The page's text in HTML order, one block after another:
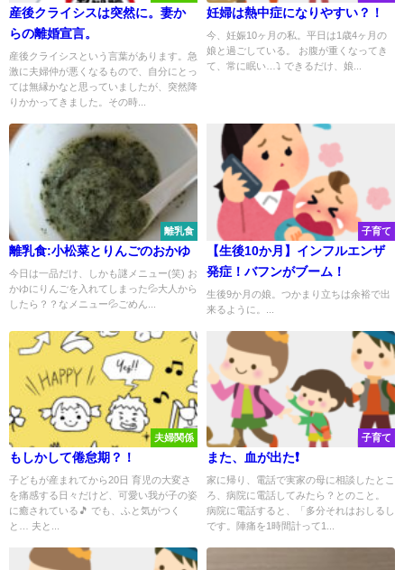
産後クライシスは突然に。妻か
らの離婚宣言。
産後クライシスという言葉があります。急
激に夫婦仲が悪くなるもので、自分にとっ
ては無縁かなと思っていましたが、突然降
りかかってきました。その時...
妊婦は熱中症になりやすい？！
今、妊娠10ヶ月の私。平日は1歳4ヶ月の
娘と過ごしている。 お腹が重くなってき
て、常に眠い…⤵️ できるだけ、娘...
離乳食
離乳食:小松菜とりんごのおかゆ
今日は一品だけ、しかも謎メニュー(笑) お
かゆにりんごを入れてしまった💦大人から
したら？？なメニュー💦ごめん...
子育て
【生後10か月】インフルエンザ
発症！バフンがブーム！
生後9か月の娘。つかまり立ちは余裕で出
来るように。...
夫婦関係
もしかして倦怠期？！
子どもが産まれてから20日 育児の大変さ
を痛感する日々だけど、可愛い我が子の姿
に癒されている🎵 でも、ふと気がつく
と… 夫と...
子育て
また、血が出た❗
家に帰り、電話で実家の母に相談したとこ
ろ、病院に電話してみたら？とのこと。
病院に電話すると、「多分それはおしるし
です。陣痛を1時間計って1...